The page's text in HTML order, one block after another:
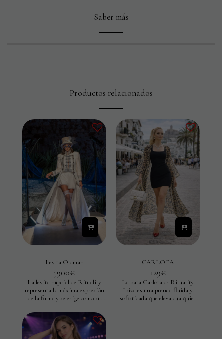
Saber más
Productos relacionados
Levita Oldman
3900€
La levita nupcial de Rituality
representa la máxima expresión
de la firma y se erige como su
Confeccionada en exquisita seda
salvaje color marfil, destaca por
un impecable patronaje de alta
CARLOTA
129€
La bata Carlota de Rituality
Ibiza es una prenda fluida y
sofisticada que eleva cualquier